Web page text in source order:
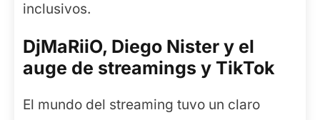
inclusivos.
DjMaRiiO, Diego Nister y el
auge de streamings y TikTok
El mundo del streaming tuvo un claro